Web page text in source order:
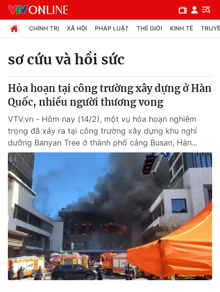
Chuyên mục
Chính trị
Xã hội
Pháp luật
Y tế
Thế giới
Tin tức
Thế giới đó đây
Câu chuyện quốc tế
Kinh tế
Tài chính
Thị trường
Dữ liệu và đời sống
CHÍNH TRỊ XÃ HỘI PHÁP LUẬT THẾ GIỚI KINH TẾ
sơ cứu và hồi sức
Hỏa hoạn tại công trường xây dựng ở Hàn
Quốc, nhiều người thương vong
VTV.vn - Hôm nay (14/2), một vụ hỏa hoạn nghiêm
trọng đã xảy ra tại công trường xây dựng khu nghỉ
dưỡng Banyan Tree ở thành phố cảng Busan, Hàn...